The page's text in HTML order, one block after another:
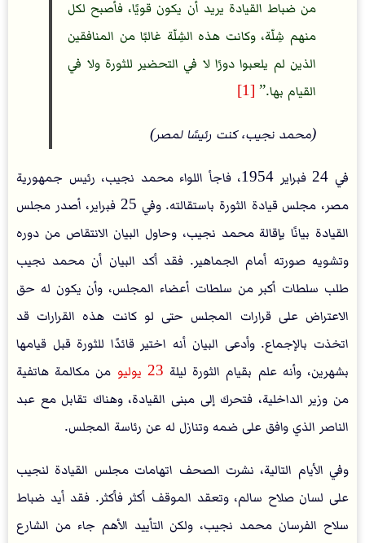
من ضباط القيادة يريد أن يكون قويًا، فأصبح لكل
منهم شِلّة، وكانت هذه الشِلّة غالبًا من المنافقين
الذين لم يلعبوا دورًا لا في التحضير للثورة ولا في
القيام بها.
[1]
(محمد نجيب، كنت رئيسًا لمصر)
في 24 فبراير 1954، فاجأ اللواء محمد نجيب، رئيس جمهورية
مصر، مجلس قيادة الثورة باستقالته. وفي 25 فبراير، أصدر مجلس
القيادة بيانًا بإقالة محمد نجيب، وحاول البيان الانتقاص من دوره
وتشويه صورته أمام الجماهير. فقد أكد البيان أن محمد نجيب
طلب سلطات أكبر من سلطات أعضاء المجلس، وأن يكون له حق
الاعتراض على قرارات المجلس حتى لو كانت هذه القرارات قد
اتخذت بالإجماع. وأدعى البيان أنه اختير قائدًا للثورة قبل قيامها
بشهرين، وأنه علم بقيام الثورة ليلة 23 يوليو
من مكالمة هاتفية
من وزير الداخلية، فتحرك إلى مبنى القيادة، وهناك تقابل مع عبد
الناصر الذي وافق على ضمه وتنازل له عن رئاسة المجلس.
وفي الأيام التالية، نشرت الصحف اتهامات مجلس القيادة لنجيب
على لسان صلاح سالم، وتعقد الموقف أكثر فأكثر. فقد أيد ضباط
سلاح الفرسان محمد نجيب، ولكن التأييد الأهم جاء من الشارع